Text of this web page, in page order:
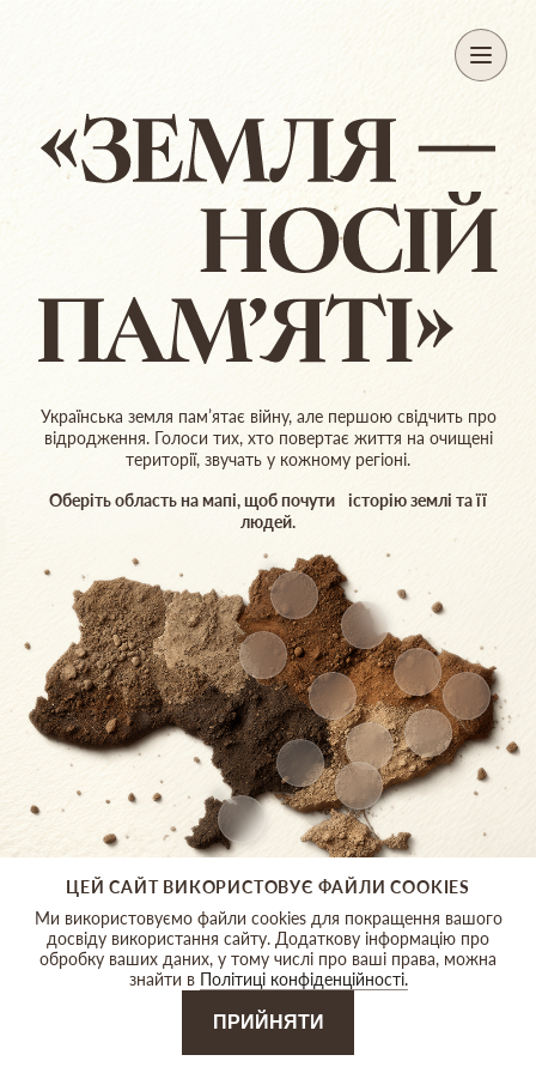
Українська земля памʼятає війну, але першою свідчить про
відродження. Голоси тих, хто повертає життя на очищені
території, звучать у кожному регіоні.
Оберіть область на мапі, щоб почути історію землі та її
людей.
Київ Чернігів Суми Харків
ЦЕЙ САЙТ ВИКОРИСТОВУЄ ФАЙЛИ COOKIES
Ми використовуємо файли cookies для покращення вашого
досвіду використання сайту. Додаткову інформацію про
обробку ваших даних, у тому числі про ваші права, можна
знайти в Політиці конфіденційності.
ПРИЙНЯТИ